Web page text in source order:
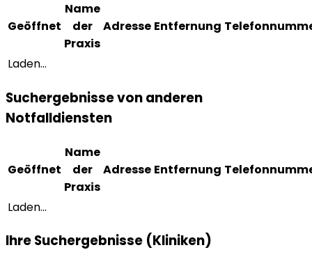
Geöffnet
Name
der
Praxis
Adresse Entfernung
Laden...
Suchergebnisse von anderen
Notfalldiensten
Geöffnet
Name
der
Praxis
Adresse Entfernung
Laden...
Ihre Suchergebnisse (Kliniken)